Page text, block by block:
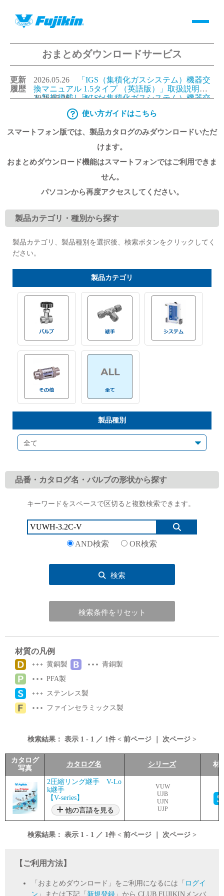
製品情報
バルブ・継手・システムを探す
製品カタログダウンロード
バルブと継手のきほん
説明会・講習会
ログイン
会社情報
Corporate Blog
採用情報
お問い合わせ
おまとめダウンロードサービス
更新
履歴
2026.05.26
「IGS（集積化ガスシステム）機器交
換マニュアル 1.5タイプ （英語版）」取扱説明書
を新規掲載しました。
2026.05.26「IGS（集積化ガスシステム）機器交
換マニュアル 1.125タイプ（英語版）」取扱説明書
を新規掲載しました。
2026.05.26「IGS（集積化ガスシステム）機器交
書を更新しました。
2026.05.26「IGS（集積化ガスシステム）機器交
換マニュアル 1.125タイプ（日本語版）」取扱説明
書を更新しました。
使い方ガイドはこちら
スマートフォン版では、製品カタログのみダウンロードいただ
けます。
おまとめダウンロード機能はスマートフォンではご利用できま
せん。
パソコンから再度アクセスしてください。
製品カテゴリ・種別から探す
製品カテゴリ、製品種別を選択後、検索ボタンをクリックしてく
ださい。
製品カテゴリ
製品種別
品番・カタログ名・バルブの形状から探す
キーワードをスペースで区切ると複数検索できます。
AND検索 OR検索
検索
検索条件をリセット
材質の凡例
黄銅製
青銅製
PFA製
ステンレス製
ファインセラミックス製
検索結果： 表示 1 - 1 ／ 1件 < 前ページ 次ページ >
カタログ
写真
カタログ名 シリーズ 材
2圧縮リング継手 V-Lo
k継手
【V-series】
他の言語を見る
VUW
UJB
UJN
UJP
検索結果： 表示 1 - 1 ／ 1件 < 前ページ 次ページ >
【ご利用方法】
「おまとめダウンロード」をご利用になるには「 ログイ
ン 」または下記「 新規登録 」から CLUB FUJIKINメンバ